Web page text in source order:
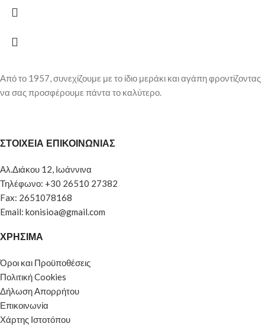
Από το 1957, συνεχίζουμε με το ίδιο μεράκι και αγάπη φροντίζοντας
να σας προσφέρουμε πάντα το καλύτερο.
ΣΤΟΙΧΕΙΑ ΕΠΙΚΟΙΝΩΝΙΑΣ
Αλ.Διάκου 12, Ιωάννινα
Τηλέφωνο: +30 26510 27382
Fax: 2651078168
Email: konisioa@gmail.com
ΧΡΗΣΙΜΑ
Όροι και Προϋποθέσεις
Πολιτική Cookies
Δήλωση Απορρήτου
Επικοινωνία
Χάρτης Ιστοτόπου